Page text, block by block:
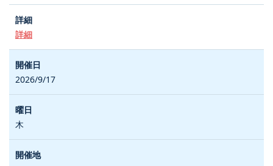
詳細
2026/9/17
木